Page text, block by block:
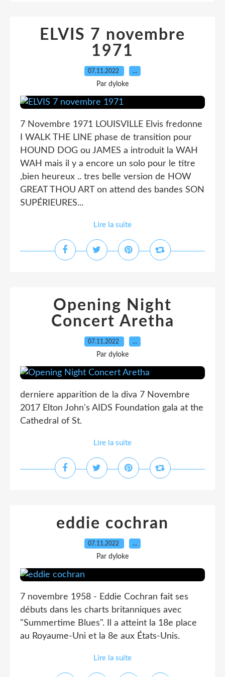
ELVIS 7 novembre
1971
07.11.2022 …
Par dyloke
7 Novembre 1971 LOUISVILLE Elvis fredonne
I WALK THE LINE phase de transition pour
HOUND DOG ou JAMES a introduit la WAH
WAH mais il y a encore un solo pour le titre
,bien heureux .. tres belle version de HOW
GREAT THOU ART on attend des bandes SON
SUPÉRIEURES...
Lire la suite
Opening Night
Concert Aretha
07.11.2022 …
Par dyloke
derniere apparition de la diva 7 Novembre
2017 Elton John's AIDS Foundation gala at the
Cathedral of St.
Lire la suite
eddie cochran
07.11.2022 …
Par dyloke
7 novembre 1958 - Eddie Cochran fait ses
débuts dans les charts britanniques avec
"Summertime Blues". Il a atteint la 18e place
au Royaume-Uni et la 8e aux États-Unis.
Lire la suite